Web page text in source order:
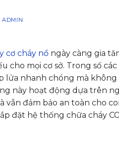
ADMIN
cơ cháy nổ ngày càng gia
cho mọi cơ sở. Trong số
lửa nhanh chóng mà
này hoạt động dựa trên
vẫn đảm bảo an toàn cho
đặt hệ thống chữa cháy